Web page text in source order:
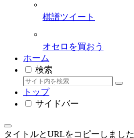
棋譜ツイート
オセロを買おう
ホーム
検索
トップ
サイドバー
タイトルとURLをコピーしました